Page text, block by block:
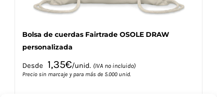
producto
Bolsa de cuerdas Fairtrade OSOLE DRAW
personalizada
Desde 1,35€/unid. (IVA no incluido)
Precio sin marcaje y para más de 5.000 unid.